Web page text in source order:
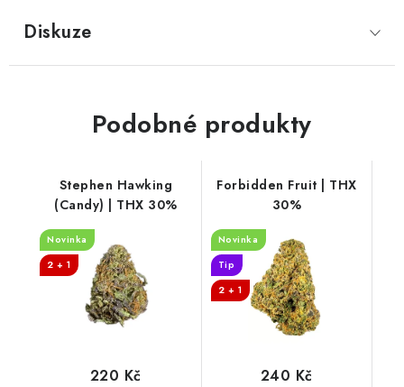
Diskuze
Podobné produkty
Stephen Hawking
(Candy) | THX 30%
Novinka
2 + 1
220 Kč
Forbidden Fruit | THX
30%
Novinka
Tip
2 + 1
240 Kč